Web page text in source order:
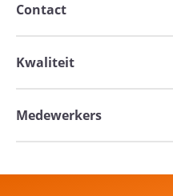
Contact
Kwaliteit
Medewerkers